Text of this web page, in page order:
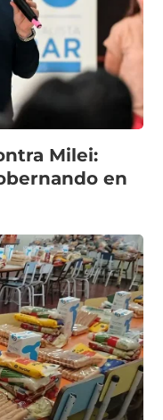
Milei:
en